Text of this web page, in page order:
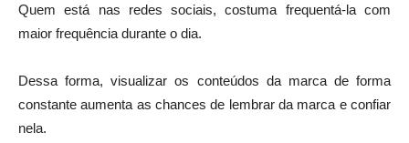
Quem está nas redes sociais, costuma frequentá-la com
maior frequência durante o dia.
Dessa forma, visualizar os conteúdos da marca de forma
constante aumenta as chances de lembrar da marca e confiar
nela.